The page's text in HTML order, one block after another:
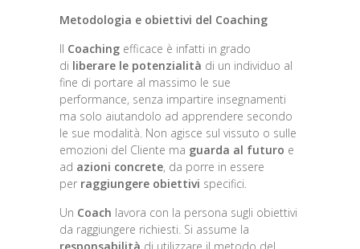
Metodologia e obiettivi del Coaching
Il Coaching efficace è infatti in grado
di liberare le potenzialità di un individuo al
fine di portare al massimo le sue
performance, senza impartire insegnamenti
ma solo aiutandolo ad apprendere secondo
le sue modalità. Non agisce sul vissuto o sulle
emozioni del Cliente ma guarda al futuro e
ad azioni concrete, da porre in essere
per raggiungere obiettivi specifici.
Un Coach lavora con la persona sugli obiettivi
da raggiungere richiesti. Si assume la